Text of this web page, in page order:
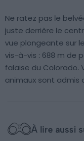
Ne ratez pas le
juste derrière le
vue plongeante sur
vis-à-vis : 688 m de
falaise du Colorado.
animaux sont admis
À lire aussi